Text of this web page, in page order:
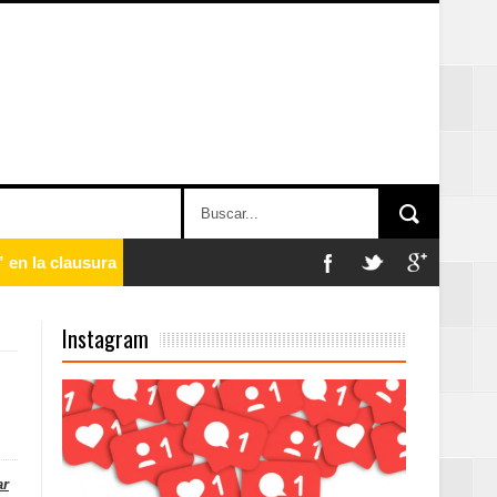
en la clausura
París
Rock Café
Instagram